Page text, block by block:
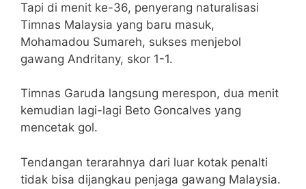
Tapi di menit ke-36, penyerang naturalisasi
Timnas Malaysia yang baru masuk,
Mohamadou Sumareh, sukses menjebol
gawang Andritany, skor 1-1.
Timnas Garuda langsung merespon, dua menit
kemudian lagi-lagi Beto Goncalves yang
mencetak gol.
Tendangan terarahnya dari luar kotak penalti
tidak bisa dijangkau penjaga gawang Malaysia.